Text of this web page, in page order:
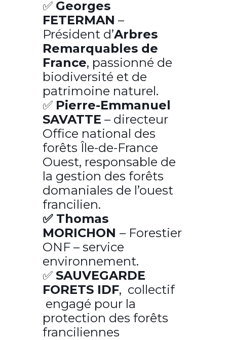
✅ Georges
FETERMAN –
Président d’Arbres
Remarquables de
France, passionné de
biodiversité et de
patrimoine naturel.
✅ Pierre-Emmanuel
SAVATTE – directeur
Office national des
forêts Île-de-France
Ouest, responsable de
la gestion des forêts
domaniales de l’ouest
francilien.
✅ Thomas
MORICHON – Forestier
ONF – service
environnement.
✅ SAUVEGARDE
FORETS IDF, collectif
engagé pour la
protection des forêts
franciliennes